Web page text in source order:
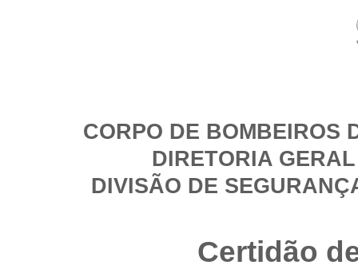
CORPO DE BOMBEIROS
DIRETORIA
DIVISÃO DE
Certidão